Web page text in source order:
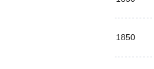
1850